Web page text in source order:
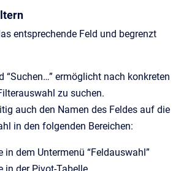
entsprechende Feld und begrenzt
“Suchen…” ermöglicht nach konkreten
zu suchen.
auch den Namen des Feldes auf die
in den folgenden Bereichen:
in dem Untermenü “Feldauswahl”